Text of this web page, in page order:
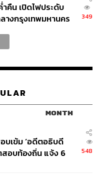
คืน เปิดไฟประดับ
างกรุงเทพมหานคร
349
MONTH
บเข้ม ‘อดีตอธิบดี
สอบท้องถิ่น แจ้ง 6
548